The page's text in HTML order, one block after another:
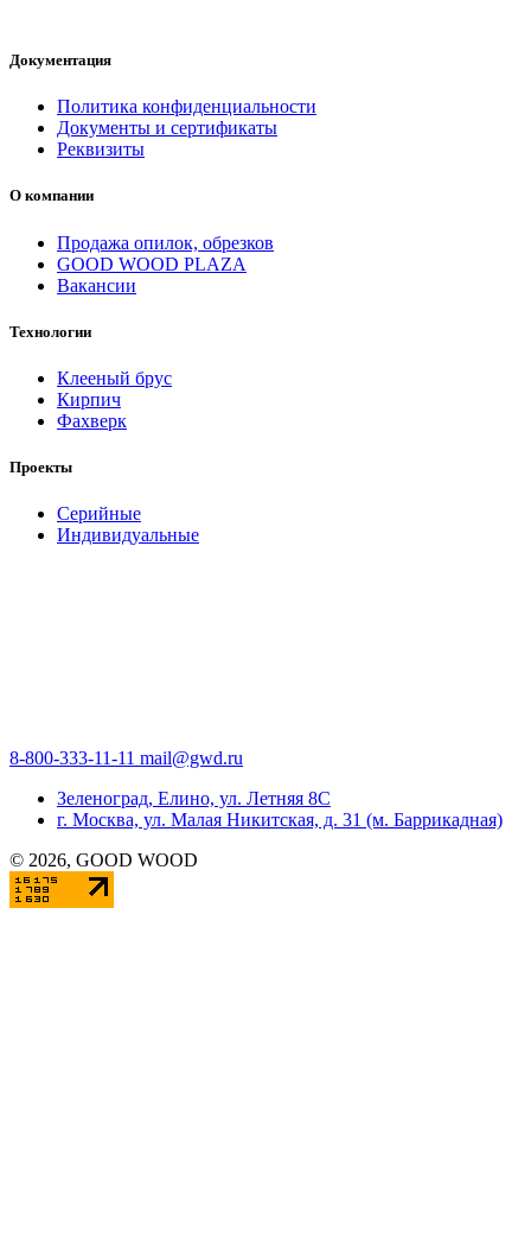
Документация
Политика конфиденциальности
Документы и сертификаты
Реквизиты
О компании
Продажа опилок, обрезков
GOOD WOOD PLAZA
Вакансии
Технологии
Клееный брус
Кирпич
Фахверк
Проекты
Серийные
Индивидуальные
8-800-333-11-11 mail@gwd.ru
Зеленоград, Елино, ул. Летняя 8С
г. Москва, ул. Малая Никитская, д. 31 (м. Баррикадная)
© 2026, GOOD WOOD